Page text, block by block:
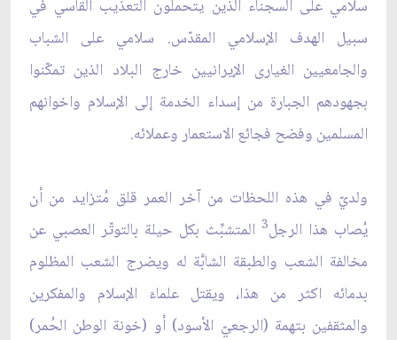
سلامي على السجناء الذين يتحملون التعذيب القاسي في
سبيل الهدف الإسلامي المقدّس. سلامي على الشباب
والجامعيين الغيارى الإيرانيين خارج البلاد الذين تمكّنوا
بجهودهم الجبارة من إسداء الخدمة إلى الإسلام واخوانهم
المسلمين وفضح فجائع الاستعمار وعملائه.
ولديّ في هذه اللحظات من آخر العمر قلق مُتزايد من أن
يُصاب هذا الرجل3المتشبِّث بكل حيلة بالتوتّر العصبي عن
مخالفة الشعب والطبقة الشابَّة له ويضرج الشعب المظلوم
بدمائه اكثر من هذا، ويقتل علماءَ الإسلام والمفكرين
والمثقفين بتهمة (الرجعيّ الأسود) أو (خونة الوطن الحُمر)